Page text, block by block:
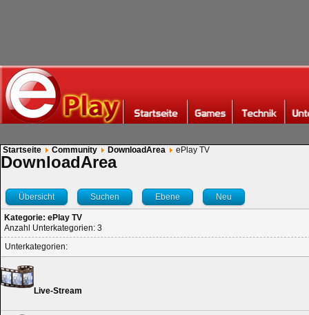
Startseite Community DownloadArea ePlay TV
DownloadArea
Übersicht Suchen Ebene Neu
Kategorie: ePlay TV
Anzahl Unterkategorien: 3
Unterkategorien:
Live-Stream